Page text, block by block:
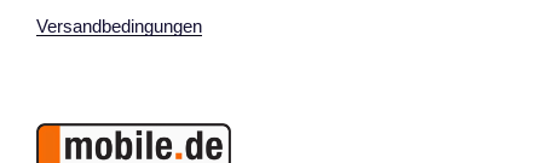
Versandbedingungen